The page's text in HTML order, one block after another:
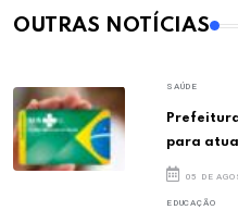
OUTRAS NOTÍCIAS
SAÚDE
para
05 DE
EDUCAÇÃO